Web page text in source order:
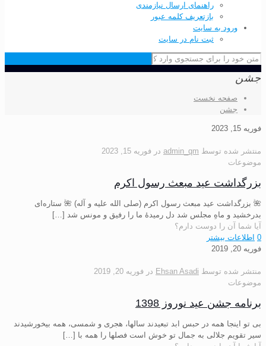
راهنمای ارسال نیازمندی
بازتعریف کلمه عبور
ورود به سایت
ثبت نام در سایت
جشن
صفحه نخست
جشن
فوریه 15, 2023
منتشر شده توسط admin_qm در فوریه 15, 2023
موضوعات
بزرگداشت عید مبعث رسول اکرم
🌺 بزرگداشت عید مبعث رسول اکرم (صلی الله علیه و آله) 🌺 ستاره‌ای
بدرخشید و ماهِ مجلس شد دل رمیدهٔ ما را رفیق و مونس شد […]
آیا شما آن را دوست دارم؟
0 اطلاعات بیشتر
فوریه 20, 2019
منتشر شده توسط Ehsan Asadi در فوریه 20, 2019
موضوعات
برنامه جشن عید نوروز 1398
بی تو اینجا همه در حبس ابد تبعیدند سالها، هجری و شمسی، همه بی‎خورشیدند
سیر تقویم جلالی به جمال تو خوش است فصل‎ها را همه با
[…]